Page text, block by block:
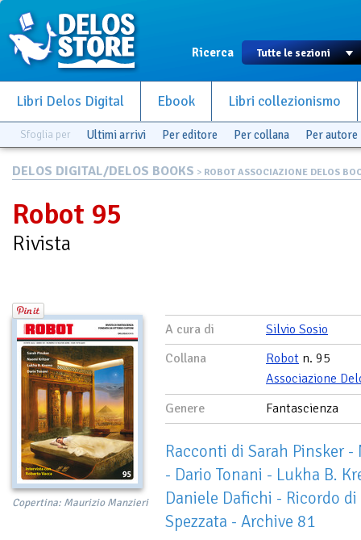
Ricerca
Libri Delos Digital Ebook Libri collezionismo
Sfoglia per Ultimi arrivi Per editore Per collana Per autore
DELOS DIGITAL/DELOS BOOKS > ROBOT ASSOCIAZIONE DELOS
Robot 95
Rivista
Copertina: Maurizio Manzieri
A cura di
Silvio Sosio
Collana
Robot n. 95
Associazione
Genere
Fantascienza
Racconti di Sarah Pinsker
- Dario Tonani - Lukha B.
Daniele Dafichi - Ricordo
Spezzata - Archive 81